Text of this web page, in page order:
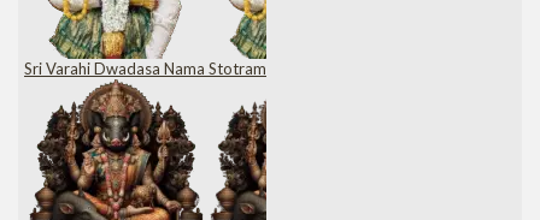
Sri Varahi Dwadasa Nama Stotram